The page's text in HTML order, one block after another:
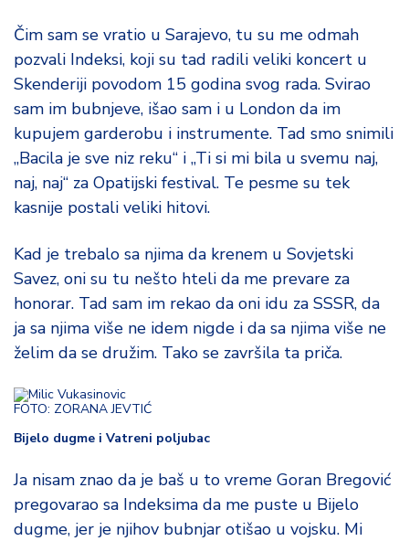
Čim sam se vratio u Sarajevo, tu su me odmah
pozvali Indeksi, koji su tad radili veliki koncert u
Skenderiji povodom 15 godina svog rada. Svirao
sam im bubnjeve, išao sam i u London da im
kupujem garderobu i instrumente. Tad smo snimili
„Bacila je sve niz reku“ i „Ti si mi bila u svemu naj,
naj, naj“ za Opatijski festival. Te pesme su tek
kasnije postali veliki hitovi.
Kad je trebalo sa njima da krenem u Sovjetski
Savez, oni su tu nešto hteli da me prevare za
honorar. Tad sam im rekao da oni idu za SSSR, da
ja sa njima više ne idem nigde i da sa njima više ne
želim da se družim. Tako se završila ta priča.
FOTO: ZORANA JEVTIĆ
Bijelo dugme i Vatreni poljubac
Ja nisam znao da je baš u to vreme Goran Bregović
pregovarao sa Indeksima da me puste u Bijelo
dugme, jer je njihov bubnjar otišao u vojsku. Mi